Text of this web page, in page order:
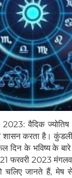
वैदिक ज्योतिष
करता है।
दिन के भविष्य के बारे
फरवरी 2023
चलिए जानते हैं,